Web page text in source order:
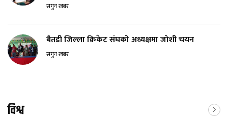
सगुन खबर
बैतडी जिल्ला क्रिकेट संघको अध्यक्षमा जोशी चयन
सगुन खबर
विश्व